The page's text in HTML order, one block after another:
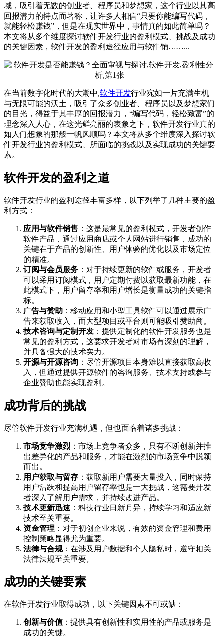
域，吸引着无数的创业者、程序员和梦想家，这个行业以其高
回报潜力的特点而著称，让许多人相信“只要你能编写代码，
就能轻松赚钱”，但是在现实世界中，事情真的如此简单吗？
本文将从多个维度探讨软件开发行业的盈利模式、挑战及成功
的关键因素，软件开发的盈利途径应用与软件销……...
在当前数字化时代的大潮中,软件开发行业宛如一片充满生机
与无限可能的沃土，吸引了众多创业者、程序员以及梦想家们
的目光，得益于其丰厚的回报潜力，“编写代码，轻松致富”的
理念深入人心，在这光鲜亮丽的表象之下，软件开发行业真的
如人们想象的那般一帆风顺吗？本文将从多个维度深入探讨软
件开发行业的盈利模式、所面临的挑战以及实现成功的关键要
素。
软件开发的盈利之道
软件开发行业的盈利途径丰富多样，以下列举了几种主要的盈
利方式：
应用与软件销售 ：这是最常见的盈利模式，开发者创作
软件产品，通过应用商店或个人网站进行销售，成功的
关键在于产品的创新性、用户体验的优化以及市场定位
的精准。
订阅与会员服务 ：对于持续更新的软件或服务，开发者
可以采用订阅模式，用户定期付费以获取最新功能，在
此模式下，用户留存率和用户增长是衡量成功的关键指
标。
广告与赞助 ：移动应用和小型工具软件可以通过展示广
告来获取收入，而大型项目或平台则可能吸引赞助商。
技术咨询与定制开发 ：提供定制化的软件开发服务也是
常见的盈利方式，这要求开发者对市场有深刻的理解，
并具备强大的技术实力。
开源与开源咨询 ：尽管开源项目本身难以直接获取高收
入，但通过提供开源软件的咨询服务、技术支持或参与
企业赞助也能实现盈利。
成功背后的挑战
尽管软件开发行业充满机遇，但也面临着诸多挑战：
市场竞争激烈 ：市场上竞争者众多，只有不断创新并推
出差异化的产品和服务，才能在激烈的市场竞争中脱颖
而出。
用户获取与留存 ：获取新用户需要大量投入，同时保持
用户活跃和提高用户留存率也是一大挑战，这需要开发
者深入了解用户需求，并持续改进产品。
技术更新迅速 ：科技行业日新月异，持续学习和适应新
技术至关重要。
资金管理 ：对于初创企业来说，有效的资金管理和费用
控制策略显得尤为重要。
法律与合规：在涉及用户数据和个人隐私时，遵守相关
法律法规至关重要。
成功的关键要素
在软件开发行业取得成功，以下关键因素不可或缺：
创新与价值 ：提供具有创新性和实用性的产品或服务是
成功的关键。